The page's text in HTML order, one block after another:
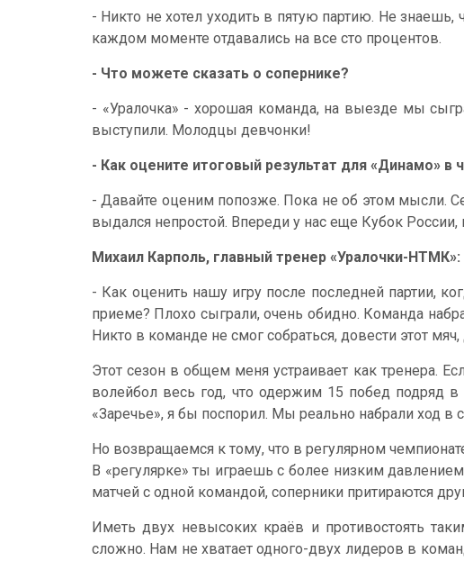
- Никто не хотел уходить в пятую партию. Не
каждом моменте отдавались на все сто процентов.
- Что можете сказать о сопернике?
- «Уралочка» - хорошая команда, на выезде мы
выступили. Молодцы девчонки!
- Как оцените итоговый результат для «Динамо» в
- Давайте оценим попозже. Пока не об этом мысли.
выдался непростой. Впереди у нас еще Кубок
Михаил Карполь, главный тренер «Уралочки-НТМК»:
- Как оценить нашу игру после последней партии,
приеме? Плохо сыграли, очень обидно. Команда
Никто в команде не смог собраться, довести этот
Этот сезон в общем меня устраивает как тренера.
волейбол весь год, что одержим 15 побед подряд
«Заречье», я бы поспорил. Мы реально набрали ход в
Но возвращаемся к тому, что в регулярном
В «регулярке» ты играешь с более низким
матчей с одной командой, соперники притираются
Иметь двух невысоких краёв и противостоять
сложно. Нам не хватает одного-двух лидеров в